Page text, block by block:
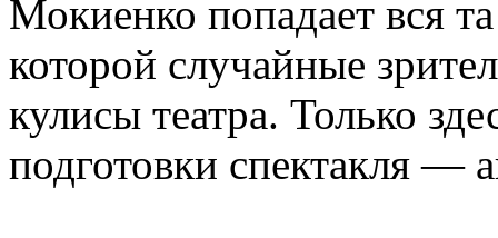
Мокиенко попадает вся та
которой случайные
кулисы театра. Только
подготовки спектакля —